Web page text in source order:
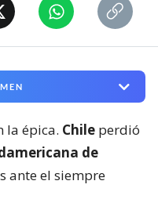
la épica. Chile perdió
de
ante el siempre